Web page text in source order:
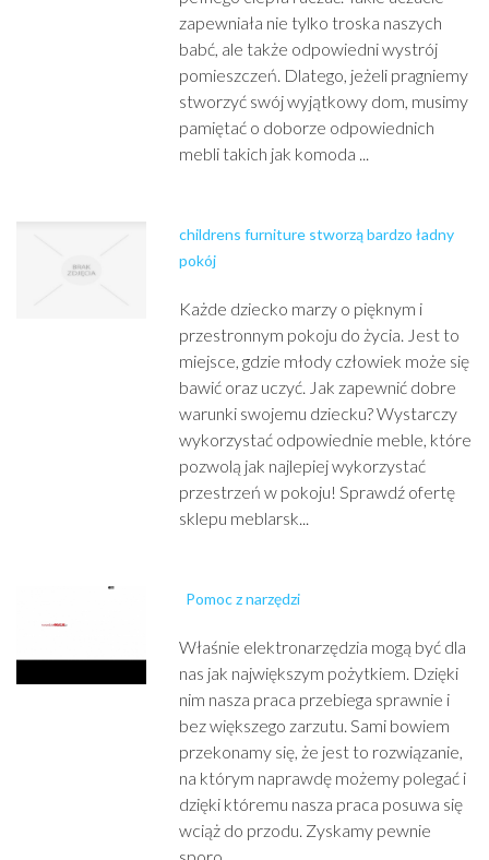
zapewniała nie tylko troska naszych
babć, ale także odpowiedni wystrój
pomieszczeń. Dlatego, jeżeli pragniemy
stworzyć swój wyjątkowy dom, musimy
pamiętać o doborze odpowiednich
mebli takich jak komoda ...
childrens furniture stworzą bardzo ładny
pokój
Każde dziecko marzy o pięknym i
przestronnym pokoju do życia. Jest to
miejsce, gdzie młody człowiek może się
bawić oraz uczyć. Jak zapewnić dobre
warunki swojemu dziecku? Wystarczy
wykorzystać odpowiednie meble, które
pozwolą jak najlepiej wykorzystać
przestrzeń w pokoju! Sprawdź ofertę
sklepu meblarsk...
Pomoc z narzędzi
Właśnie elektronarzędzia mogą być dla
nas jak największym pożytkiem. Dzięki
nim nasza praca przebiega sprawnie i
bez większego zarzutu. Sami bowiem
przekonamy się, że jest to rozwiązanie,
na którym naprawdę możemy polegać i
dzięki któremu nasza praca posuwa się
wciąż do przodu. Zyskamy pewnie